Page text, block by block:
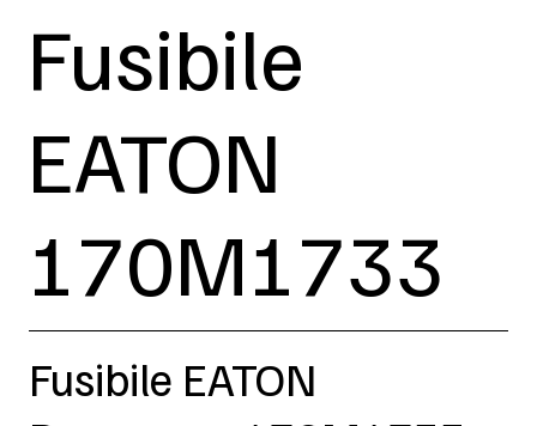
Fusibile
EATON
170M1733
Fusibile EATON